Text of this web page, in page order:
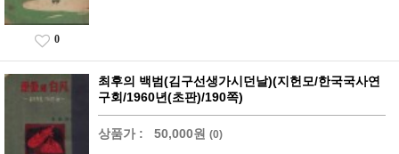
0
최후의 백범(김구선생가시던날)(지헌모/한국국사연
구회/1960년(초판)/190쪽)
상품가 : 50,000원 (0)